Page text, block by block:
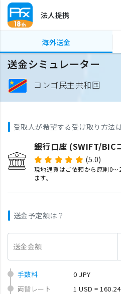
法人提携
海外送金
送金シミュレーター
コンゴ民主共和国
受取人が希望する受け取り方法
銀行口座 (SWIFT/BIC
(5.0)
現地通貨はご依頼から原則0
ます。
送金予定額は？
送金金額
手数料
0 JPY
両替レート
1 USD =